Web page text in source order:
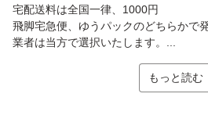
宅配送料は全国一律、1000円
飛脚宅急便、ゆうパックのどちらかで
業者は当方で選択いたします。...
もっと読む